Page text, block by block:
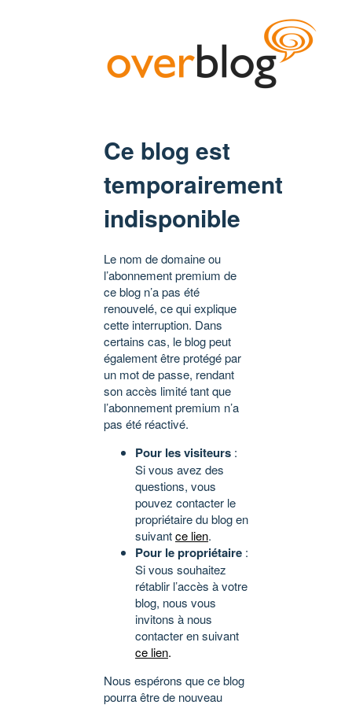
Ce blog est
temporairement
indisponible
Le nom de domaine ou
l’abonnement premium de
ce blog n’a pas été
renouvelé, ce qui explique
cette interruption. Dans
certains cas, le blog peut
également être protégé par
un mot de passe, rendant
son accès limité tant que
l’abonnement premium n’a
pas été réactivé.
Pour les visiteurs :
Si vous avez des
questions, vous
pouvez contacter le
propriétaire du blog en
suivantce lien.
Pour le propriétaire :
Si vous souhaitez
rétablir l’accès à votre
blog, nous vous
invitons à nous
contacter en suivant
ce lien.
Nous espérons que ce blog
pourra être de nouveau